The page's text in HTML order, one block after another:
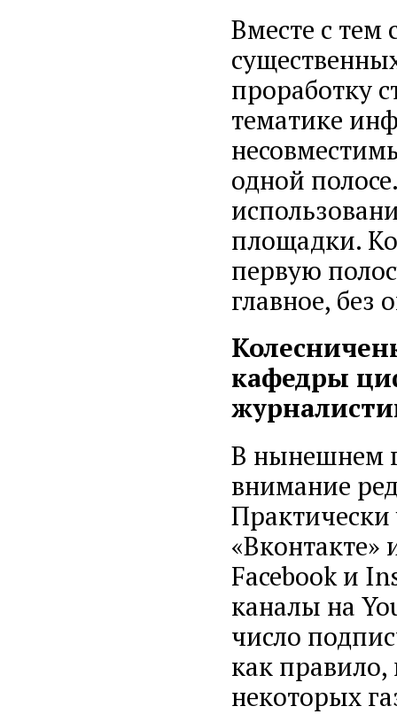
Вместе с тем
проработку
тематике
одной
площадки.
первую
главное, без
кафедры
В нынешнем
внимание
Практически
«Вконтакте»
Facebook и
каналы на
число
как
некоторых